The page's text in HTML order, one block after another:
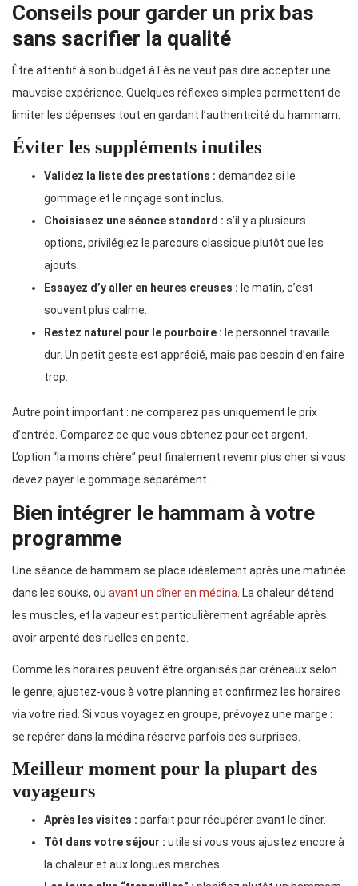
Conseils pour garder un prix bas
sans sacrifier la qualité
Être attentif à son budget à Fès ne veut pas dire accepter une
mauvaise expérience. Quelques réflexes simples permettent de
limiter les dépenses tout en gardant l’authenticité du hammam.
Éviter les suppléments inutiles
Validez la liste des prestations : demandez si le
gommage et le rinçage sont inclus.
Choisissez une séance standard : s’il y a plusieurs
options, privilégiez le parcours classique plutôt que les
ajouts.
Essayez d’y aller en heures creuses : le matin, c’est
souvent plus calme.
Restez naturel pour le pourboire : le personnel travaille
dur. Un petit geste est apprécié, mais pas besoin d’en faire
trop.
Autre point important : ne comparez pas uniquement le prix
d’entrée. Comparez ce que vous obtenez pour cet argent.
L’option “la moins chère” peut finalement revenir plus cher si vous
devez payer le gommage séparément.
Bien intégrer le hammam à votre
programme
Une séance de hammam se place idéalement après une matinée
dans les souks, ou avant un dîner en médina. La chaleur détend
les muscles, et la vapeur est particulièrement agréable après
avoir arpenté des ruelles en pente.
Comme les horaires peuvent être organisés par créneaux selon
le genre, ajustez-vous à votre planning et confirmez les horaires
via votre riad. Si vous voyagez en groupe, prévoyez une marge :
se repérer dans la médina réserve parfois des surprises.
Meilleur moment pour la plupart des
voyageurs
Après les visites : parfait pour récupérer avant le dîner.
Tôt dans votre séjour : utile si vous vous ajustez encore à
la chaleur et aux longues marches.